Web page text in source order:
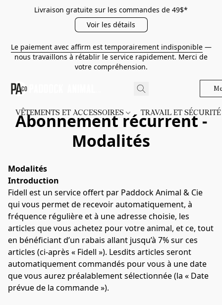
Livraison gratuite sur les commandes de 49$*
Voir les détails
Le paiement avec affirm est temporairement indisponible—
nous travaillons à rétablir le service rapidement. Merci de
votre compréhension.
VÊTEMENTS ET ACCESSOIRES TRAVAIL ET
Abonnement récurrent -
Modalités
Modalités
Introduction
Fidell est un service offert par Paddock Animal & Cie
qui vous permet de recevoir automatiquement, à
fréquence régulière et à une adresse choisie, les
articles que vous achetez pour votre animal, et ce, tout
en bénéficiant d’un rabais allant jusqu’à 7% sur ces
articles (ci-après « Fidell »). Lesdits articles seront
automatiquement commandés pour vous à une date
que vous aurez préalablement sélectionnée (la « Date
prévue de la commande »).